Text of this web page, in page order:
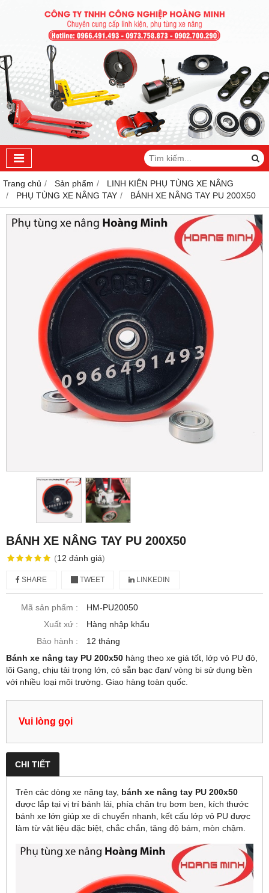
Trang chủ Sản phẩm
LINH KIÊN PHỤ TÙNG XE NÂNG
PHỤ TÙNG XE NÂNG TAY
BÁNH XE NÂNG TAY PU 200X50
BÁNH XE NÂNG TAY PU 200X50
(12 đánh giá)
SHARE TWEET LINKEDIN
Mã sản phẩm :
HM-PU20050
Xuất xứ :
Hàng nhập khẩu
Bảo hành :
12 tháng
Bánh xe nâng tay PU 200x50 hàng theo xe giá tốt, lớp vỏ PU đỏ,
lõi Gang, chịu tải trọng lớn, có sẵn bạc đạn/ vòng bi sử dụng bền
với nhiều loại môi trường. Giao hàng toàn quốc.
Vui lòng gọi
CHI TIẾT
Trên các dòng xe nâng tay, bánh xe nâng tay PU 200x50
được lắp tại vị trí bánh lái, phía chân trụ bơm ben, kích thước
bánh xe lớn giúp xe di chuyển nhanh, kết cấu lớp vỏ PU được
làm từ vật liệu đặc biệt, chắc chắn, tăng độ bám, mòn chậm.